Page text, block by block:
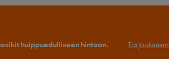
huippuedulliseen hintaan. Tarjoukseen